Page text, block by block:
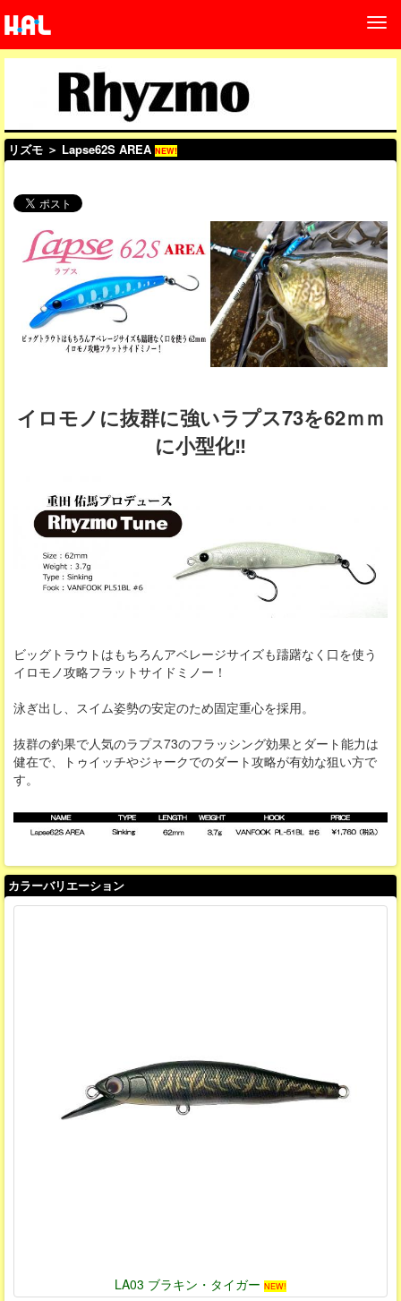
リズモ ＞ Lapse62S AREA NEW!
イロモノに抜群に強いラプス73を62ｍｍ
に小型化‼
ビッグトラウトはもちろんアベレージサイズも躊躇なく口を使う
イロモノ攻略フラットサイドミノー！
泳ぎ出し、スイム姿勢の安定のため固定重心を採用。
抜群の釣果で人気のラプス73のフラッシング効果とダート能力は
健在で、トゥイッチやジャークでのダート攻略が有効な狙い方で
す。
カラーバリエーション
LA03 ブラキン・タイガー NEW!